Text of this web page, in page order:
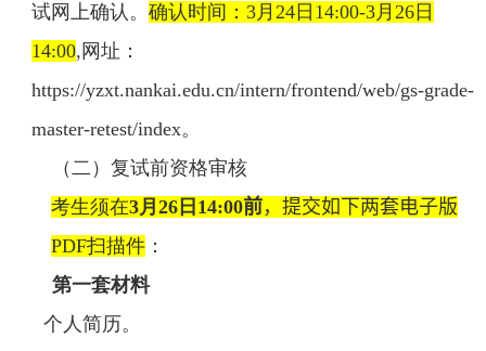
试网上确认。确认时间：3月24 日 14:00-3月26 日
14:00, 网址：
https://yzxt.nankai.edu.cn/intern/frontend/web/gs-grade-
master-retest/index。
（二）复试前资格审核
考生须在3月26 日 14:00前，提交如下两套电子版
PDF扫描件 ：
第一套材料
个人简历。